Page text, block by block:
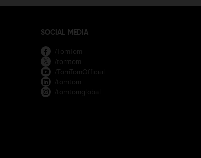
SOCIAL MEDIA
/TomTom
/tomtom
/TomTomOfficial
/tomtom
/tomtomglobal